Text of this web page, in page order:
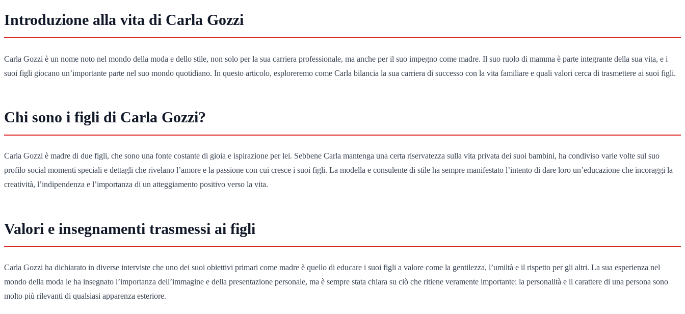
Introduzione alla vita di Carla Gozzi
Carla Gozzi è un nome noto nel mondo della moda e dello stile, non solo per la sua carriera professionale, ma anche per il suo impegno come madre. Il suo ruolo di mamma è parte integrante della sua vita, e i
suoi figli giocano un’importante parte nel suo mondo quotidiano. In questo articolo, esploreremo come Carla bilancia la sua carriera di successo con la vita familiare e quali valori cerca di trasmettere ai suoi figli.
Chi sono i figli di Carla Gozzi?
Carla Gozzi è madre di due figli, che sono una fonte costante di gioia e ispirazione per lei. Sebbene Carla mantenga una certa riservatezza sulla vita privata dei suoi bambini, ha condiviso varie volte sul suo
profilo social momenti speciali e dettagli che rivelano l’amore e la passione con cui cresce i suoi figli. La modella e consulente di stile ha sempre manifestato l’intento di dare loro un’educazione che incoraggi la
creatività, l’indipendenza e l’importanza di un atteggiamento positivo verso la vita.
Valori e insegnamenti trasmessi ai figli
Carla Gozzi ha dichiarato in diverse interviste che uno dei suoi obiettivi primari come madre è quello di educare i suoi figli a valore come la gentilezza, l’umiltà e il rispetto per gli altri. La sua esperienza nel
mondo della moda le ha insegnato l’importanza dell’immagine e della presentazione personale, ma è sempre stata chiara su ciò che ritiene veramente importante: la personalità e il carattere di una persona sono
molto più rilevanti di qualsiasi apparenza esteriore.